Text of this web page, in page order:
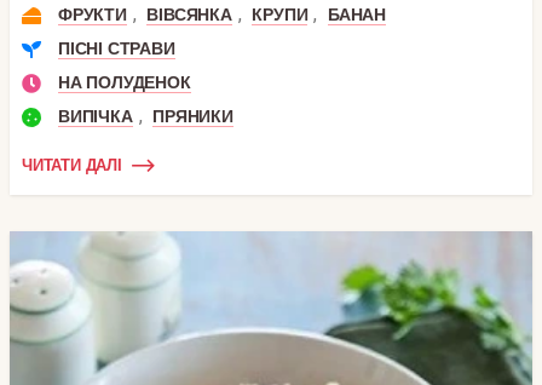
ФРУКТИ , ВІВСЯНКА , КРУПИ ,
БАНАН
ПІСНІ СТРАВИ
НА ПОЛУДЕНОК
ВИПІЧКА , ПРЯНИКИ
ЧИТАТИ ДАЛІ